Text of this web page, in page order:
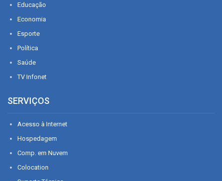
Educação
Economia
Esporte
Política
Saúde
TV Infonet
SERVIÇOS
Acesso à Internet
Hospedagem
Comp. em Nuvem
Colocation